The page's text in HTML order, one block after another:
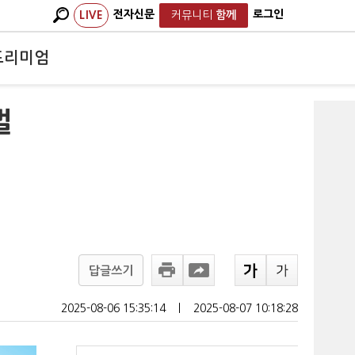
LIVE 전자신문 커뮤니티 함께 로그인
리미엄
답글쓰기
2025-08-06 15:35:14 2025-08-07 10:18:28